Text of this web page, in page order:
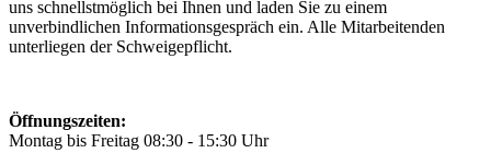
uns schnellstmöglich bei Ihnen und laden Sie zu einem
unverbindlichen Informationsgespräch ein. Alle Mitarbeitenden
unterliegen der Schweigepflicht.
Öffnungszeiten:
Montag bis Freitag 08:30 - 15:30 Uhr